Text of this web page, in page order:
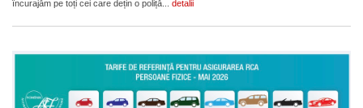
încurajăm pe toți cei care dețin o poliță... detalii